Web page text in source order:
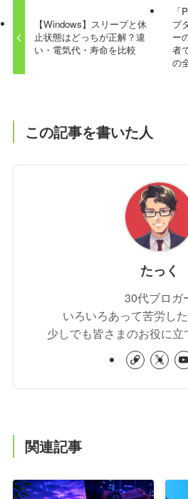
【Windows】スリープと休
止状態はどっちが正解？違
い・電気代・寿命を比較
プ
ー
者
の
この記事を書いた人
たっく
30代ブロガ
いろいろあって苦労し
少しでも皆さまのお役に立
関連記事